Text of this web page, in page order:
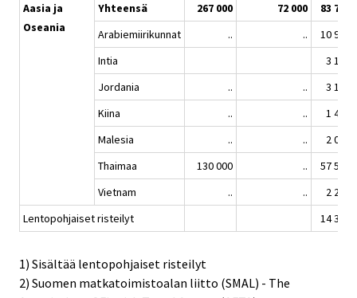
Aasia ja
Oseania
Yhteensä 267 000 72 000
83 770
Arabiemiirikunnat
.. ..
10 995
Intia
3 137
Jordania
.. ..
3 171
Kiina
.. ..
1 417
Malesia
.. ..
2 055
Thaimaa
130 000 ..
57 597
Vietnam
.. ..
2 286
Lentopohjaiset risteilyt
14 307
1) Sisältää lentopohjaiset risteilyt
2) Suomen matkatoimistoalan liitto (SMAL) - The